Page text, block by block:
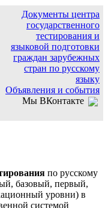
Документы центра
государственного
тестирования и
языковой подготовки
граждан зарубежных
стран по русскому
языку
Объявления и события
Мы ВКонтакте
по русскому
базовый, первый,
уровни) в
системой